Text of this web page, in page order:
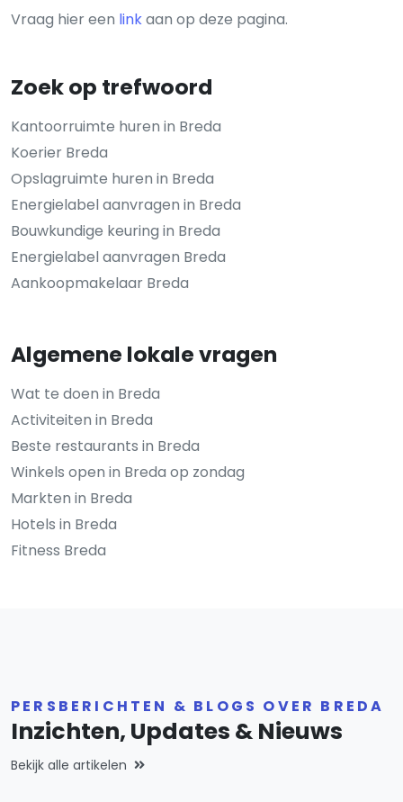
Vraag hier een linkaan op deze pagina.
Zoek op trefwoord
Kantoorruimte huren in Breda
Koerier Breda
Opslagruimte huren in Breda
Energielabel aanvragen in Breda
Bouwkundige keuring in Breda
Energielabel aanvragen Breda
Aankoopmakelaar Breda
Algemene lokale vragen
Wat te doen in Breda
Activiteiten in Breda
Beste restaurants in Breda
Winkels open in Breda op zondag
Markten in Breda
Hotels in Breda
Fitness Breda
PERSBERICHTEN & BLOGS OVER BREDA
Inzichten, Updates & Nieuws
Bekijk alle artikelen